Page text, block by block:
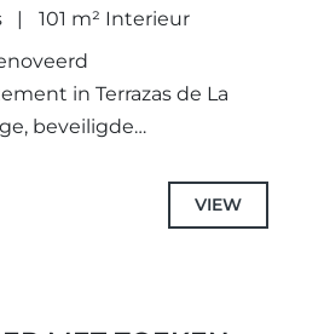
101 m² Interieur
in Terrazas de La
beveiligde
bebouwde
83 m² binnenruimte
VIEW